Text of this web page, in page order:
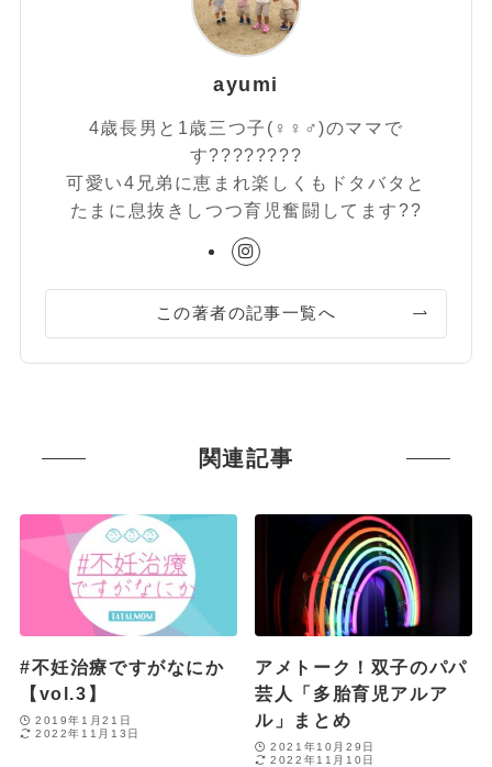
ayumi
4歳長男と1歳三つ子(♀♀♂)のママで
す????????
可愛い4兄弟に恵まれ楽しくもドタバタと
たまに息抜きしつつ育児奮闘してます??
この著者の記事一覧へ
関連記事
#不妊治療ですがなにか
【vol.3】
2019年1月21日
2022年11月13日
アメトーク！双子のパパ
芸人「多胎育児アルア
ル」まとめ
2021年10月29日
2022年11月10日